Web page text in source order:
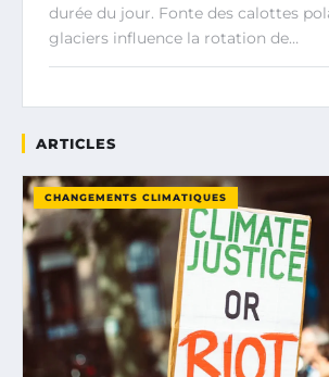
durée du jour. Fonte des calottes
glaciers influence la rotation de…
ARTICLES
CHANGEMENTS CLIMATIQUES